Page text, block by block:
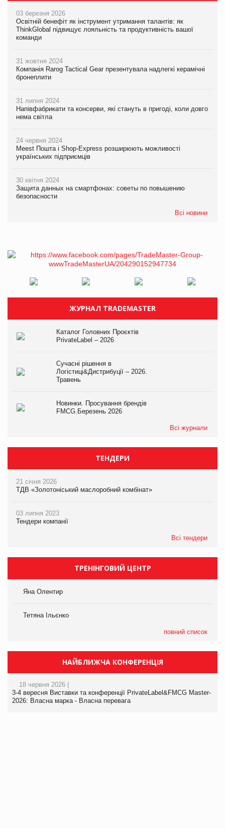
03 березня 2026
Освітній бенефіт як інструмент утримання талантів: як
ThinkGlobal підвищує лояльність та продуктивність вашої
команди
31 жовтня 2024
Компанія Rarog Tactical Gear презентувала надлегкі керамічні
бронеплити
31 липня 2024
Напівфабрикати та консерви, які стануть в пригоді, коли довго
нема світла
24 червня 2024
Meest Пошта і Shop-Express розширюють можливості
українських підприємців
30 квітня 2024
Защита данных на смартфонах: советы по повышению
безопасности
Всі новини
ЖУРНАЛ TRADEMASTER
Каталог Головних Проєктів
PrivateLabel – 2026
Сучасні рішення в
Логістиці&Дистрибуції – 2026.
Травень
Новинки. Просування брендів
FMCG.Березень 2026
Всі журнали
ТЕНДЕРИ
21 січня 2026
ТДВ «Золотоніський маслоробний комбінат»
03 липня 2023
Тендери компанії
Всі тендери
ТРЕНІНГОВИЙ ЦЕНТР
Яна Олентир
Тетяна Ільєнко
повний список
НАЙБЛИЖЧА КОНФЕРЕНЦІЯ
18 червня 2026 |
3-4 вересня Виставки та конференції PrivateLabel&FMCG Master-
2026: Власна марка - Власна перевага